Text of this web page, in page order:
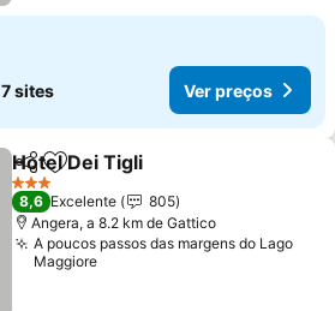
7 sites Ver preços
PartilharAdicionar aos favoritos
Hotel Dei Tigli
3 Estrelas
8,6 Excelente
805
Angera, a 8.2 km de Gattico
A poucos passos das margens do Lago
Maggiore